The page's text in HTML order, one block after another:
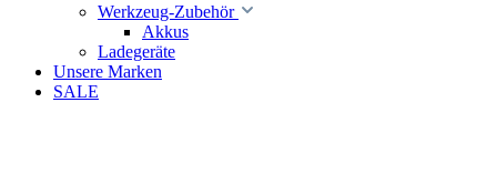
Werkzeug-Zubehör
Akkus
Ladegeräte
Unsere Marken
SALE